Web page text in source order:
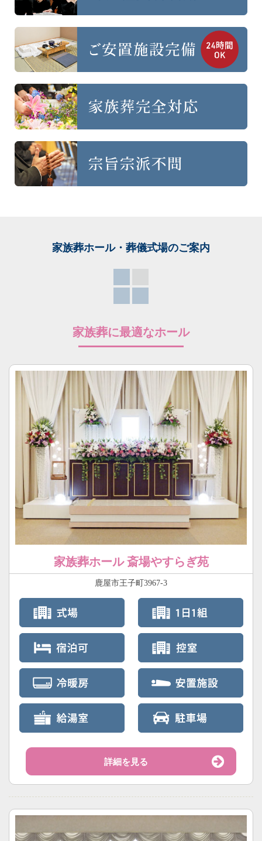
家族葬ホール・葬儀式場のご案内
家族葬に最適なホール
家族葬ホール 斎場やすらぎ苑
鹿屋市王子町3967-3
詳細を見る